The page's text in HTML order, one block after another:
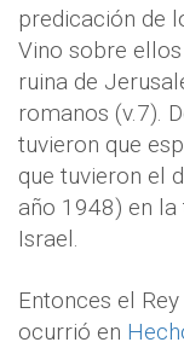
predicación de
Vino sobre
ruina de
romanos (v.7).
tuvieron que
que tuvieron el
año 1948) en
Israel.
Entonces el
ocurrió en